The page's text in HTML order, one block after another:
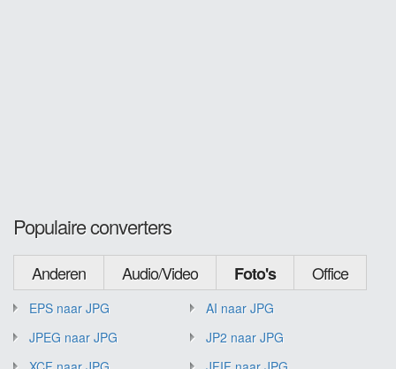
Populaire converters
Anderen Audio/Video Foto's Office
EPS naar JPG
AI naar JPG
JPEG naar JPG
JP2 naar JPG